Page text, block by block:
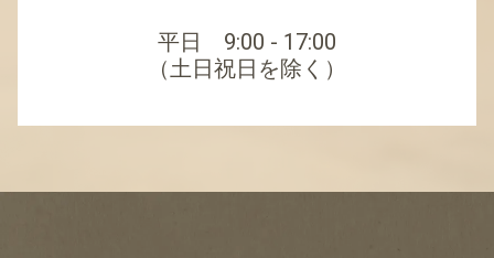
平日 9:00 - 17:00
（土日祝日を除く）